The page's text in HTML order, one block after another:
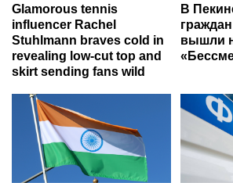
Glamorous tennis
influencer Rachel
Stuhlmann braves cold in
revealing low-cut top and
skirt sending fans wild
В
вышли